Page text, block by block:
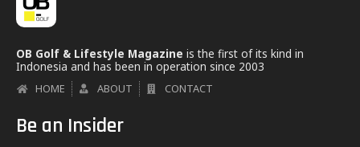
OB Golf & Lifestyle Magazine is the first of its kind in
Indonesia and has been in operation since 2003
HOME ABOUT CONTACT
Be an Insider